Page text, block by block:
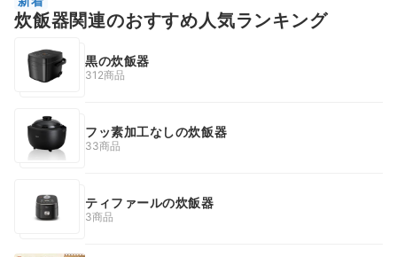
炊飯器関連のおすすめ人気ランキング
黒の炊飯器
312商品
フッ素加工なしの炊飯器
33商品
ティファールの炊飯器
3商品